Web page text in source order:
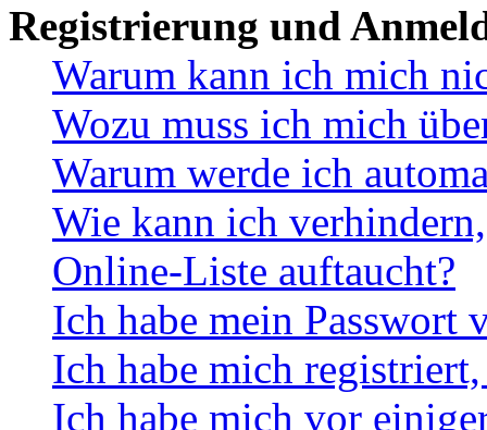
Registrierung und
Warum kann ich mich
Wozu muss ich mich
Warum werde ich
Wie kann ich
Online-Liste auftaucht?
Ich habe mein Passwort
Ich habe mich
Ich habe mich vor